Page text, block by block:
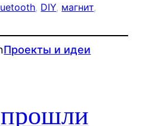
, DIY, магнит
Проекты и идеи